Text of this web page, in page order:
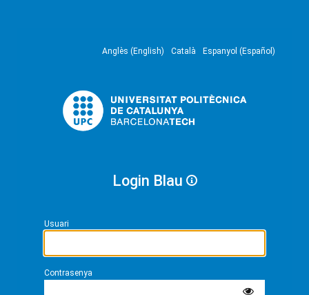
Anglès (English) Català Espanyol (Español)
Login Blau
Usuari
Contrasenya